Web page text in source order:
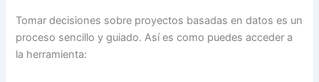
Tomar decisiones sobre proyectos basadas en datos es un
proceso sencillo y guiado. Así es como puedes acceder a
la herramienta: